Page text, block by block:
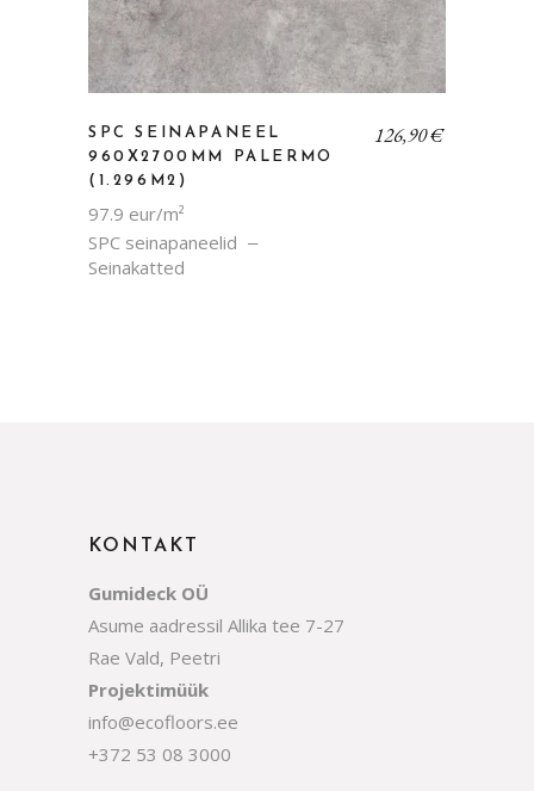
SPC SEINAPANEEL
960X2700MM PALERMO
(1.296M2)
97.9 eur/m²
SPC seinapaneelid
Seinakatted
126,90€
KONTAKT
Gumideck OÜ
Asume aadressil Allika tee 7-27
Rae Vald, Peetri
Projektimüük
info@ecofloors.ee
+372 53 08 3000